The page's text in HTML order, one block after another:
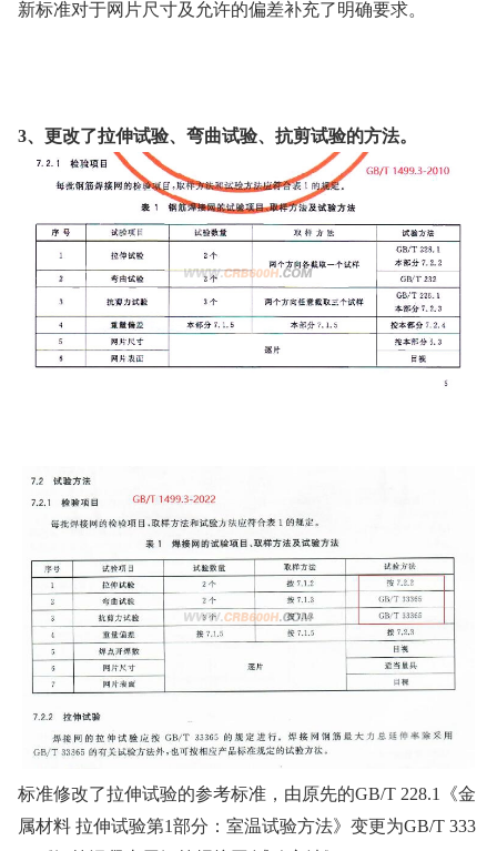
新标准对于网片尺寸及允许的偏差补充了明确要求。
3、更改了拉伸试验、弯曲试验、抗剪试验的方法。
标准修改了拉伸试验的参考标准，由原先的GB/T 228.1《金
属材料 拉伸试验第1部分：室温试验方法》变更为GB/T 333